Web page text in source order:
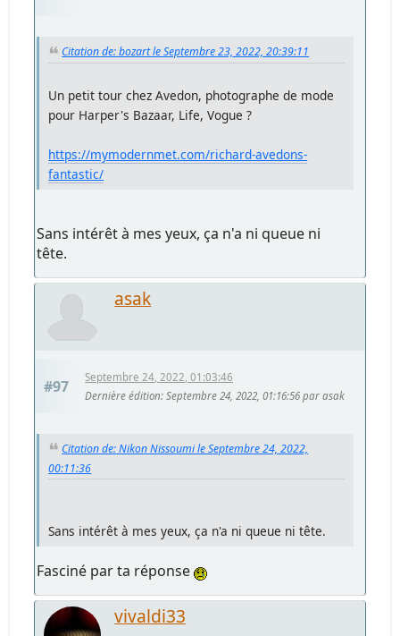
Citation de: bozart le Septembre 23, 2022, 20:39:11
Un petit tour chez Avedon, photographe de mode
pour Harper's Bazaar, Life, Vogue ?
https://mymodernmet.com/richard-avedons-
fantastic/
Sans intérêt à mes yeux, ça n'a ni queue ni
tête.
asak
#97
Septembre 24, 2022, 01:03:46
Dernière édition: Septembre 24, 2022, 01:16:56 par asak
Citation de: Nikon Nissoumi le Septembre 24, 2022,
00:11:36
Sans intérêt à mes yeux, ça n'a ni queue ni tête.
Fasciné par ta réponse
vivaldi33